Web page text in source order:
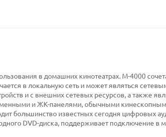
в домашних кинотеатрах. M-4000
в локальную сеть и может являться
и с внешних сетевых ресурсов, а также
и ЖК-панелями, обычными
большинство известных сегодня цифровых
DVD-диска, поддерживает подключение в